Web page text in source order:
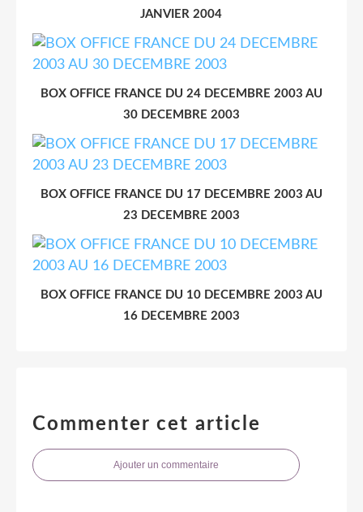
JANVIER 2004
BOX OFFICE FRANCE DU 24 DECEMBRE 2003 AU
30 DECEMBRE 2003
BOX OFFICE FRANCE DU 17 DECEMBRE 2003 AU
23 DECEMBRE 2003
BOX OFFICE FRANCE DU 10 DECEMBRE 2003 AU
16 DECEMBRE 2003
Commenter cet article
Ajouter un commentaire